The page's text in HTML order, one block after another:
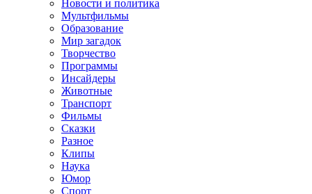
Новости и политика
Мультфильмы
Образование
Мир загадок
Творчество
Программы
Инсайдеры
Животные
Транспорт
Фильмы
Сказки
Разное
Клипы
Наука
Юмор
Спорт